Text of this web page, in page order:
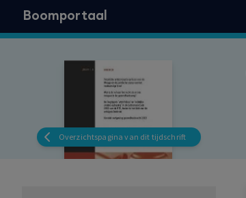
Boomportaal
Overzichtspagina van dit tijdschrift